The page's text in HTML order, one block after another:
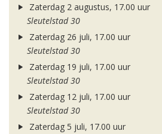
Zaterdag 2 augustus, 17.00 uur
Sleutelstad 30
Zaterdag 26 juli, 17.00 uur
Sleutelstad 30
Zaterdag 19 juli, 17.00 uur
Sleutelstad 30
Zaterdag 12 juli, 17.00 uur
Sleutelstad 30
Zaterdag 5 juli, 17.00 uur